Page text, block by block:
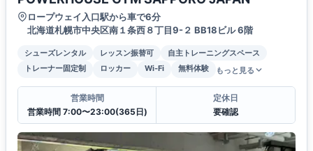
ロープウェイ入口駅から車で6分
北海道札幌市中央区南１条西８丁目9-２ BB18ビル 6階
シューズレンタル レッスン振替可
自主トレーニングスペース
トレーナー固定制
ロッカー Wi-Fi 無料体験 もっと見る
営業時間
営業時間 7:00〜23:00(365日)
定休日
要確認